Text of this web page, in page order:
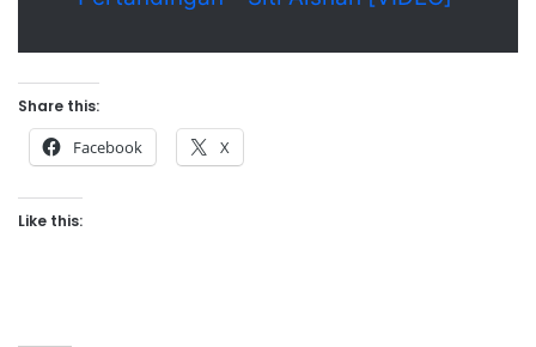
Share this:
Facebook X
Like this: